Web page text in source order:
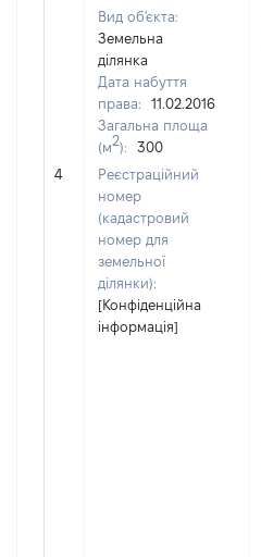
4
Вид об'єкта:
Земельна
ділянка
Дата набуття
права:
11.02.2016
Загальна площа
(м2):
300
Реєстраційний
номер
(кадастровий
номер для
земельної
ділянки):
[Конфіденційна
інформація]